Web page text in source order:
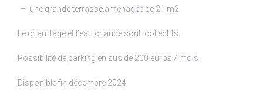
une grande terrasse.aménagée de 21 m2
Le chauffage et l’eau chaude sont collectifs.
Possibilité de parking en sus de 200 euros / mois
Disponible fin décembre 2024